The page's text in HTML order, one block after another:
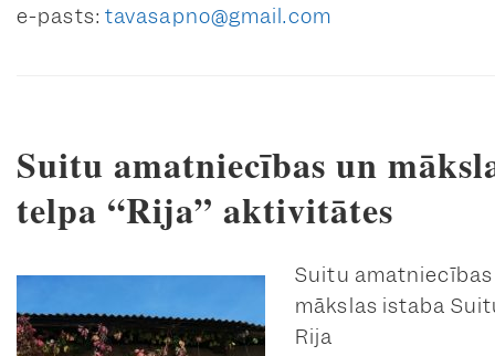
e-pasts: tavasapno@gmail.com
Suitu amatniecības un
telpa “Rija” aktivitātes
Suitu
mākslas istaba
Rija